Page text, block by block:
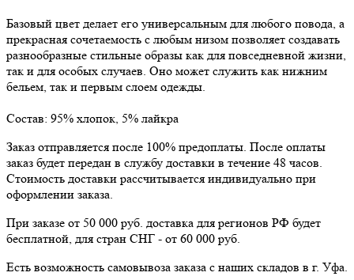
Базовый цвет делает его универсальным для любого повода, а
прекрасная сочетаемость с любым низом позволяет создавать
разнообразные стильные образы как для повседневной жизни,
так и для особых случаев. Оно может служить как нижним
бельем, так и первым слоем одежды.
Состав: 95% хлопок, 5% лайкра
Заказ отправляется после 100% предоплаты. После оплаты
заказ будет передан в службу доставки в течение 48 часов.
Стоимость доставки рассчитывается индивидуально при
оформлении заказа.
При заказе от 50 000 руб. доставка для регионов РФ будет
бесплатной, для стран СНГ - от 60 000 руб.
Есть возможность самовывоза заказа с наших складов в г. Уфа.